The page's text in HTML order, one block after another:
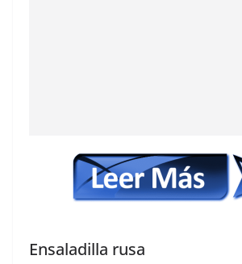
Ensaladilla rusa